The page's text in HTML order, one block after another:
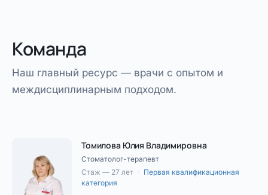
Команда
Наш главный ресурс — врачи с опытом и
междисциплинарным подходом.
Томилова Юлия Владимировна
Стоматолог-терапевт
Стаж — 27 лет · Первая квалификационная
категория